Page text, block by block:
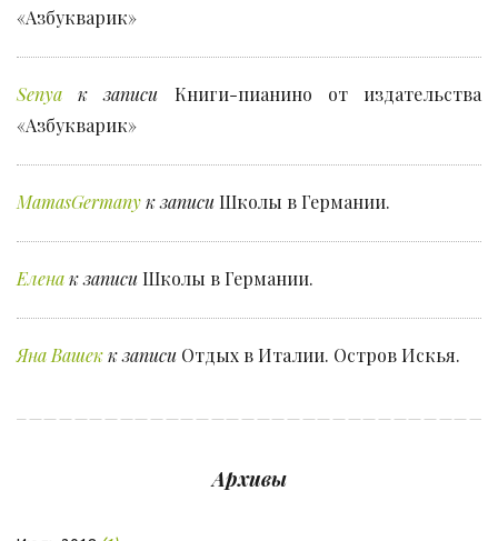
«Азбукварик»
Senya к записи Книги-пианино от издательства
«Азбукварик»
MamasGermanyк записиШколы в Германии.
Еленак записиШколы в Германии.
Яна Вашекк записи Отдых в Италии. Остров Искья.
Архивы